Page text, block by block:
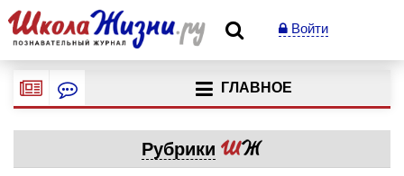
Войти
ГЛАВНОЕ
Рубрики